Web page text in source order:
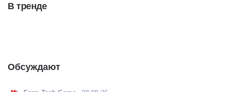
В тренде
Обсуждают